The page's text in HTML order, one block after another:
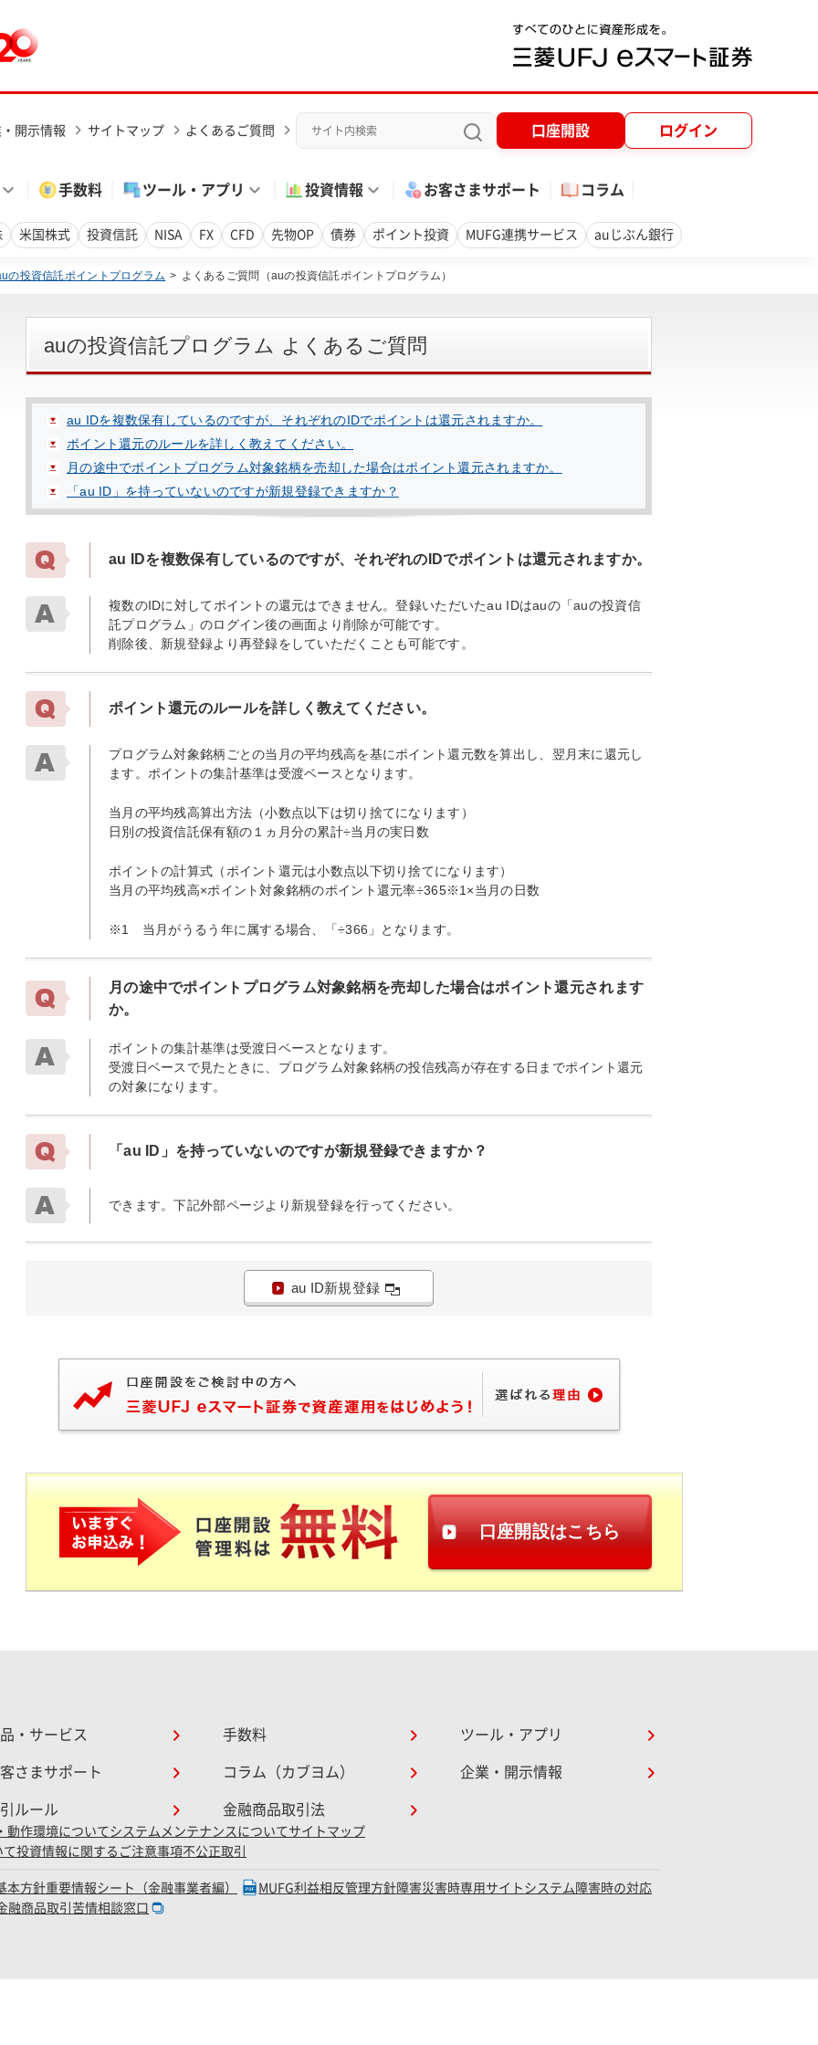
開示情報 サイトマップ よくあるご質問 口座開設 ログイン
手数料 ツール・アプリ 投資情報 お客さまサポート コラム
米国株式 投資信託 NISA FX CFD 先物OP 債券 ポイント投資 MUFG連携サービス auじぶん銀行
の投資信託ポイントプログラム よくあるご質問（auの投資信託ポイントプログラム）
auの投資信託プログラム よくあるご質問
au IDを複数保有しているのですが、それぞれのIDでポイントは還元されますか。
ポイント還元のルールを詳しく教えてください。
月の途中でポイントプログラム対象銘柄を売却した場合はポイント還元されますか。
「au ID」を持っていないのですが新規登録できますか？
au IDを複数保有しているのですが、それぞれのIDでポイントは還元されますか。
複数のIDに対してポイントの還元はできません。登録いただいたau IDはauの「auの投資信
託プログラム」のログイン後の画面より削除が可能です。
削除後、新規登録より再登録をしていただくことも可能です。
ポイント還元のルールを詳しく教えてください。
プログラム対象銘柄ごとの当月の平均残高を基にポイント還元数を算出し、翌月末に還元し
ます。ポイントの集計基準は受渡ベースとなります。
当月の平均残高算出方法（小数点以下は切り捨てになります）
日別の投資信託保有額の１ヵ月分の累計÷当月の実日数
ポイントの計算式（ポイント還元は小数点以下切り捨てになります）
当月の平均残高×ポイント対象銘柄のポイント還元率÷365※1×当月の日数
※1 当月がうるう年に属する場合、「÷366」となります。
月の途中でポイントプログラム対象銘柄を売却した場合はポイント還元されます
か。
ポイントの集計基準は受渡日ベースとなります。
受渡日ベースで見たときに、プログラム対象銘柄の投信残高が存在する日までポイント還元
の対象になります。
「au ID」を持っていないのですが新規登録できますか？
できます。下記外部ページより新規登録を行ってください。
au ID新規登録
口座開設はこちら
・サービス 手数料 ツール・アプリ
さまサポート コラム（カブヨム） 企業・開示情報
ルール 金融商品取引法
動作環境についてシステムメンテナンスについてサイトマップ
て投資情報に関するご注意事項不公正取引
本方針重要情報シート（金融事業者編） MUFG利益相反管理方針障害災害時専用サイト システム障害時の対応
融商品取引苦情相談窓口